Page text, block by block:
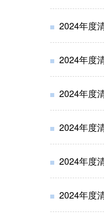
2024年度
2024年度
2024年度
2024年度
2024年度
2024年度